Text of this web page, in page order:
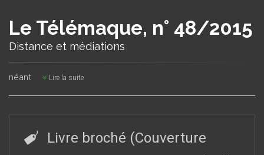
Le Télémaque, n° 48/2015
Distance et médiations
néant Lire la suite
Livre broché (Couverture